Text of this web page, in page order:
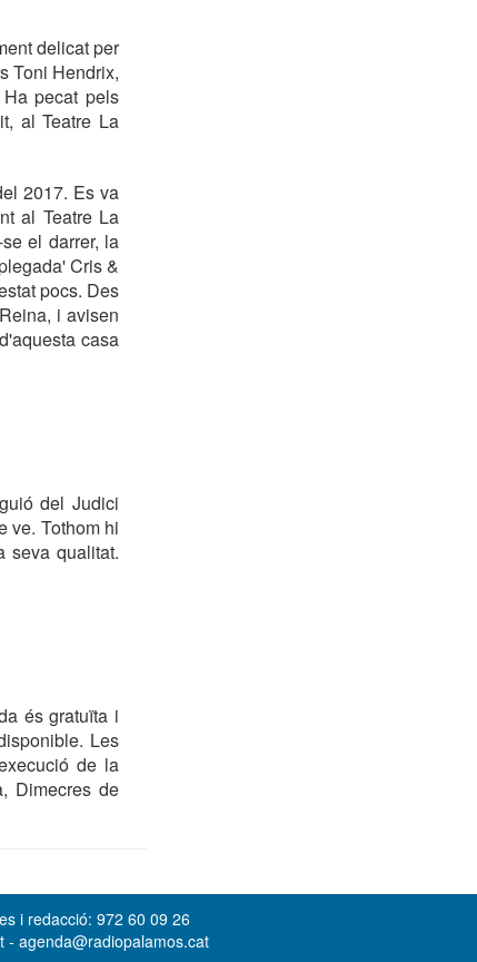
delicat per
Toni Hendrix,
pecat pels
al Teatre La
2017. Es va
al Teatre La
el darrer, la
Cris &
pocs. Des
i avisen
casa
del Judici
ve. Tothom hi
seva qualitat.
és gratuïta i
Les
de la
Dimecres de
i redacció: 972 60 09 26
- agenda@radiopalamos.cat